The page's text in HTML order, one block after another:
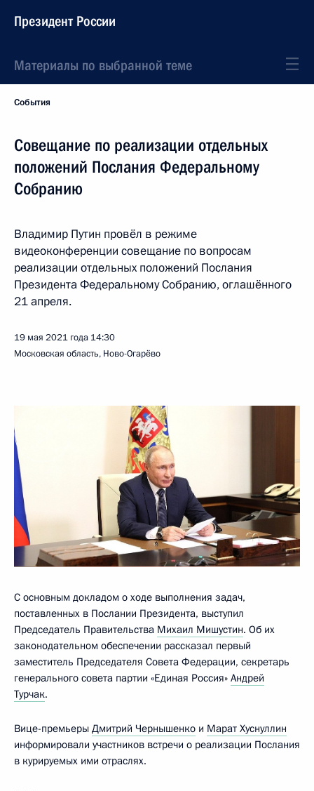
Президент России
Материалы по выбранной теме
События
Совещание по реализации отдельных
положений Послания Федеральному
Собранию
Владимир Путин провёл в режиме
видеоконференции совещание по вопросам
реализации отдельных положений Послания
Президента Федеральному Собранию, оглашённого
21 апреля.
19 мая 2021 года 14:30
Московская область, Ново-Огарёво
С основным докладом о ходе выполнения задач,
поставленных в Послании Президента, выступил
Председатель Правительства Михаил Мишустин. Об их
законодательном обеспечении рассказал первый
заместитель Председателя Совета Федерации, секретарь
генерального совета партии «Единая Россия» Андрей
Турчак.
Вице-премьеры Дмитрий Чернышенко и Марат Хуснуллин
информировали участников встречи о реализации Послания
в курируемых ими отраслях.